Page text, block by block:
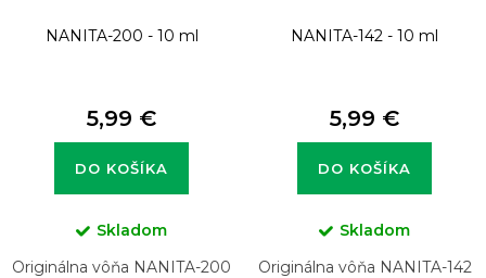
NANITA-200 - 10 ml
5,99 €
DO KOŠÍKA
Skladom
Originálna vôňa NANITA-200
NANITA-142 - 10 ml
5,99 €
DO KOŠÍKA
Skladom
Originálna vôňa NANITA-142